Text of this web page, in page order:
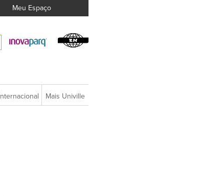
Meu Espaço
Internacional Mais Univille